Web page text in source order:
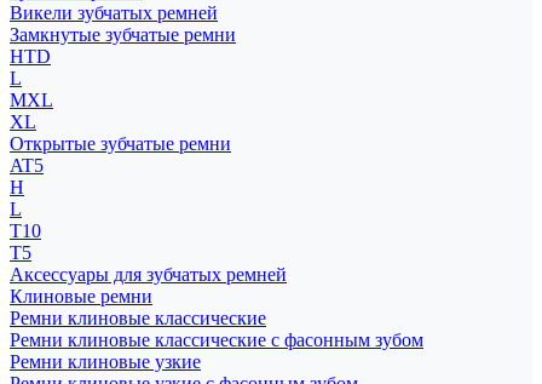
Викели зубчатых ремней
Замкнутые зубчатые ремни
HTD
L
MXL
XL
Открытые зубчатые ремни
AT5
H
L
T10
T5
Аксессуары для зубчатых ремней
Клиновые ремни
Ремни клиновые классические
Ремни клиновые классические с фасонным зубом
Ремни клиновые узкие